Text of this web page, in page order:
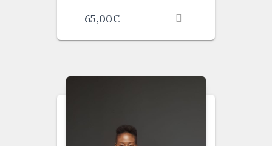
65,00€